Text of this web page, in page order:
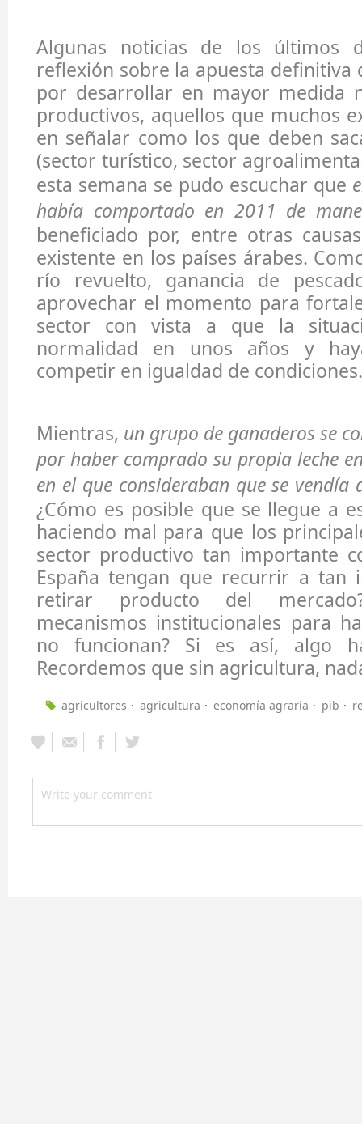
Algunas noticias de los últimos
reflexión sobre la apuesta definitiva
por desarrollar en mayor medida
productivos, aquellos que muchos
en señalar como los que deben
(sector turístico, sector
esta semana se pudo escuchar que
había comportado en 2011 de
beneficiado por, entre otras
existente en los países árabes.
río revuelto, ganancia de
aprovechar el momento para
sector con vista a que la
normalidad en unos años y
competir en igualdad de condiciones.
Mientras, un grupo de ganaderos se
por haber comprado su propia leche
en el que consideraban que se vendía
¿Cómo es posible que se llegue a
haciendo mal para que los
sector productivo tan importante
España tengan que recurrir a tan
retirar producto del
mecanismos institucionales para
no funcionan? Si es así, algo
Recordemos que sin agricultura,
agricultores agricultura economía agraria pib